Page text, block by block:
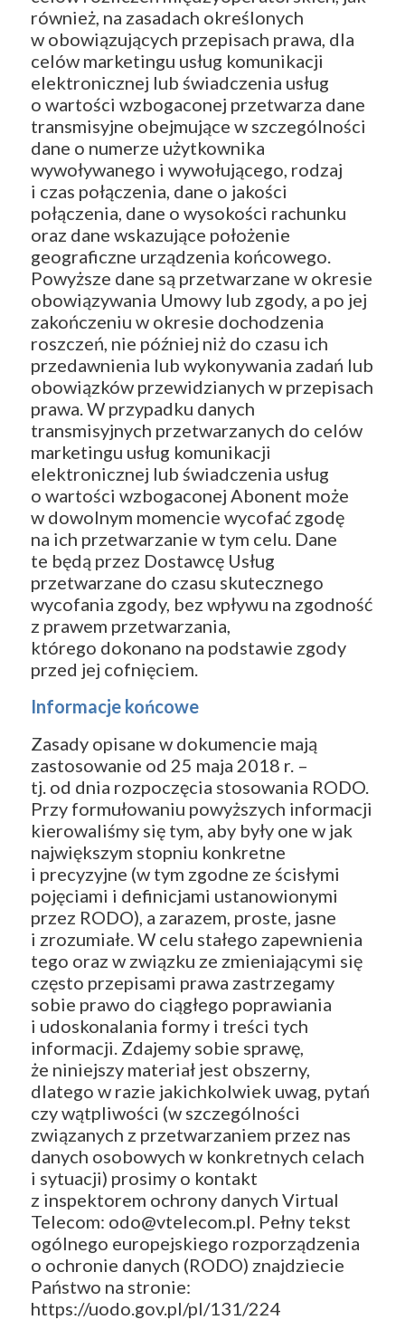
również, na zasadach określonych
w obowiązujących przepisach prawa, dla
celów marketingu usług komunikacji
elektronicznej lub świadczenia usług
o wartości wzbogaconej przetwarza dane
transmisyjne obejmujące w szczególności
dane o numerze użytkownika
wywoływanego i wywołującego, rodzaj
i czas połączenia, dane o jakości
połączenia, dane o wysokości rachunku
oraz dane wskazujące położenie
geograficzne urządzenia końcowego.
Powyższe dane są przetwarzane w okresie
obowiązywania Umowy lub zgody, a po jej
zakończeniu w okresie dochodzenia
roszczeń, nie później niż do czasu ich
przedawnienia lub wykonywania zadań lub
obowiązków przewidzianych w przepisach
prawa. W przypadku danych
transmisyjnych przetwarzanych do celów
marketingu usług komunikacji
elektronicznej lub świadczenia usług
o wartości wzbogaconej Abonent może
w dowolnym momencie wycofać zgodę
na ich przetwarzanie w tym celu. Dane
te będą przez Dostawcę Usług
przetwarzane do czasu skutecznego
wycofania zgody, bez wpływu na zgodność
z prawem przetwarzania,
którego dokonano na podstawie zgody
przed jej cofnięciem.
Informacje końcowe
Zasady opisane w dokumencie mają
zastosowanie od 25 maja 2018 r. –
tj. od dnia rozpoczęcia stosowania RODO.
Przy formułowaniu powyższych informacji
kierowaliśmy się tym, aby były one w jak
największym stopniu konkretne
i precyzyjne (w tym zgodne ze ścisłymi
pojęciami i definicjami ustanowionymi
przez RODO), a zarazem, proste, jasne
i zrozumiałe. W celu stałego zapewnienia
tego oraz w związku ze zmieniającymi się
często przepisami prawa zastrzegamy
sobie prawo do ciągłego poprawiania
i udoskonalania formy i treści tych
informacji. Zdajemy sobie sprawę,
że niniejszy materiał jest obszerny,
dlatego w razie jakichkolwiek uwag, pytań
czy wątpliwości (w szczególności
związanych z przetwarzaniem przez nas
danych osobowych w konkretnych celach
i sytuacji) prosimy o kontakt
z inspektorem ochrony danych Virtual
Telecom: odo@vtelecom.pl. Pełny tekst
ogólnego europejskiego rozporządzenia
o ochronie danych (RODO) znajdziecie
Państwo na stronie:
https://uodo.gov.pl/pl/131/224